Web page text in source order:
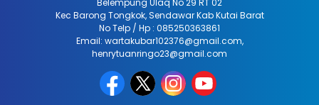
Kec Barong Tongkok, Sendawar Kab Kutai Barat
No Telp / Hp : 085250363861
Email: wartakubar102376@gmail.com,
henrytuanringo23@gmail.com